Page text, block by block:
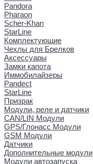
Pandora
Pharaon
Scher-Khan
StarLine
Комплектующие
Чехлы для Брелков
Аксессуары
Замки капота
Иммобилайзеры
Pandect
StarLine
Призрак
Модули, реле и датчики
CAN/LIN Модули
GPS/Глонасс Модули
GSM Модули
Датчики
Дополнительные модули
Модули автозапуска